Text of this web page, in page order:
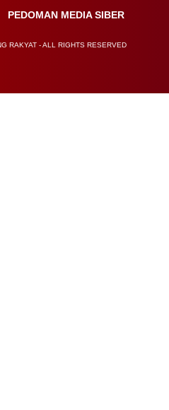
PEDOMAN MEDIA SIBER
RAKYAT - ALL RIGHTS RESERVED